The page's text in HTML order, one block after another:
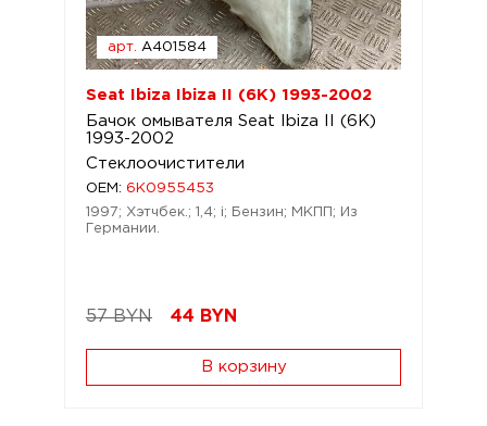
арт. A401584
Seat Ibiza Ibiza II (6K) 1993-2002
Бачок омывателя Seat Ibiza II (6K)
1993-2002
Стеклоочистители
OEM: 6K0955453
1997; Хэтчбек.; 1,4; i; Бензин; МКПП; Из
Германии.
57 BYN 44 BYN
В корзину